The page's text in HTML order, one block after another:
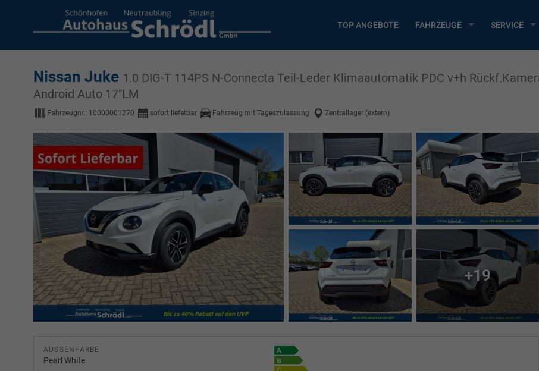
TOP ANGEBOTE FAHRZEUGE SERVICE
Nissan Juke 1.0 DIG-T 114PS N-Connecta Teil-Leder Klimaautomatik PDC v+h
Android Auto 17"LM
Fahrzeugnr.: 10000001270 sofort lieferbar Fahrzeug mit Tageszulassung Zentrallager (extern)
+19
AUSSENFARBE
Pearl White